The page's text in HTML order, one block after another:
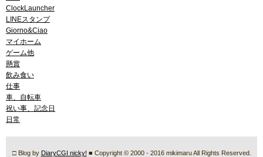
ClockLauncher
LINEスタンプ
Giorno&Ciao
マイホーム
ゲーム他
懸賞
飲み食い
仕事
車、自転車
祝い事、記念日
日常
□ Blog by DiaryCGI nicky! ■ Copyright © 2000 - 2016 mikimaru All Rights Reserved.